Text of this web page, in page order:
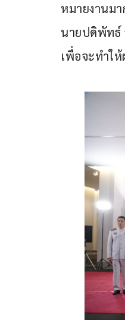
หมายงานม
นายปดิพัทธ์
เพื่อจะทำใ